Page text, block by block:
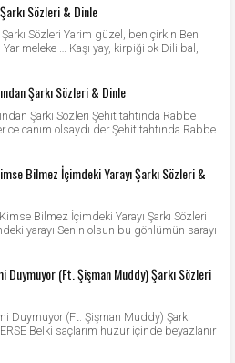
Sözleri & Dinle
Sözleri Yarim güzel, ben çirkin Ben
meleke … Kaşı yay, kirpiği ok Dili bal,
Şarkı Sözleri & Dinle
Şarkı Sözleri Şehit tahtında Rabbe
canım olsaydı der Şehit tahtında Rabbe
Bilmez İçimdeki Yarayı Şarkı Sözleri &
Bilmez İçimdeki Yarayı Şarkı Sözleri
yarayı Senin olsun bu gönlümün sarayı
Duymuyor (Ft. Şişman Muddy) Şarkı Sözleri
Duymuyor (Ft. Şişman Muddy) Şarkı
Belki saçlarım huzur içinde beyazlanır